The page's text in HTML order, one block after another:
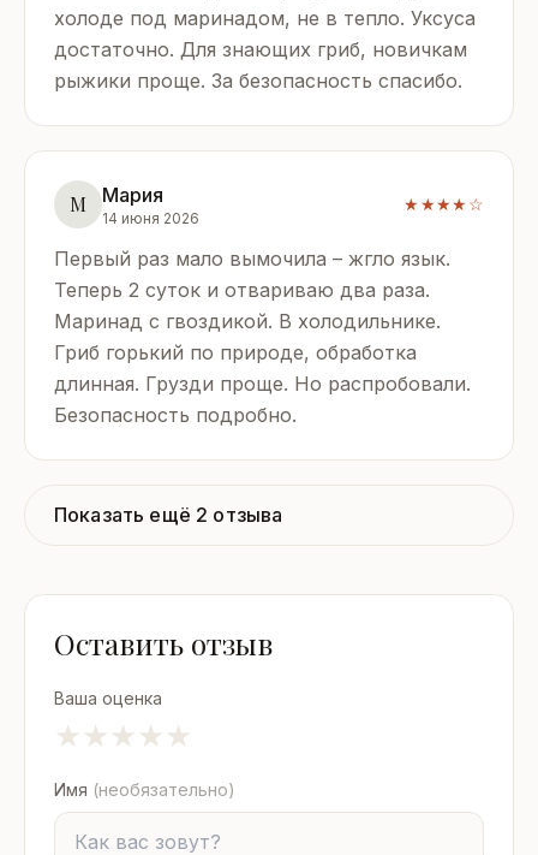
холоде под маринадом, не в тепло. Уксуса
достаточно. Для знающих гриб, новичкам
рыжики проще. За безопасность спасибо.
М Мария
14 июня 2026
★★★★☆
Первый раз мало вымочила – жгло язык.
Теперь 2 суток и отвариваю два раза.
Маринад с гвоздикой. В холодильнике.
Гриб горький по природе, обработка
длинная. Грузди проще. Но распробовали.
Безопасность подробно.
Показать ещё 2 отзыва
Оставить отзыв
Ваша оценка
★
★
★
★
★
Имя (необязательно)